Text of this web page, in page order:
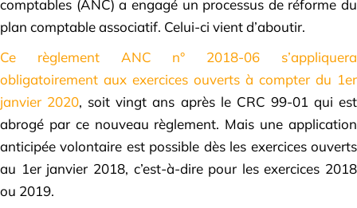
comptables (ANC) a engagé un processus de réforme du
plan comptable associatif. Celui-ci vient d’aboutir.
Ce règlement ANC n° 2018-06 s’appliquera
obligatoirement aux exercices ouverts à compter du 1er
janvier 2020, soit vingt ans après le CRC 99-01 qui est
abrogé par ce nouveau règlement. Mais une application
anticipée volontaire est possible dès les exercices ouverts
au 1er janvier 2018, c’est-à-dire pour les exercices 2018
ou 2019.